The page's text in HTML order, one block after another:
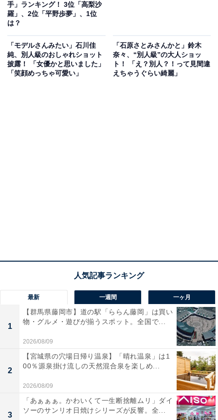
手」ランキング！ 3位「高梨沙
羅」、2位「平野歩夢」、1位
は？
「モデルさんみたい」石川佳
純、別人級のおしゃれショット
披露！ 「女優かと思いました」
「笑顔めっちゃ可愛い」
「石原さとみさんかと」鈴木
奈々、“別人級”の大人ショッ
ト！ 「え？別人？！って見間違
えちゃうぐらい綺麗」
最新 一週間 一ヶ月
1
【群馬県藤岡市】道の駅「ららん藤岡」は買い
物・グルメ・遊びが揃うスポット。全国で...
2026/08/09
2
【宮城県の穴場日帰り温泉】「晴れ温泉」は1
00％源泉掛け流しの天然混合泉を楽しめ...
2026/08/09
3
「あぁぁぁ。かわいくて一生断捨離ムリ」ダイ
ソーのサンリオ日焼けシリーズが反響。全...